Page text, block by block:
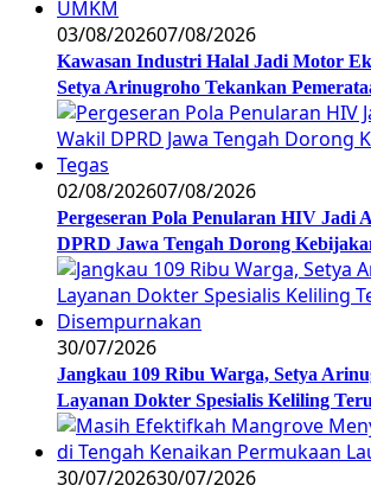
03/08/202607/08/2026
Kawasan Industri Halal Jadi Motor
Setya Arinugroho Tekankan
02/08/202607/08/2026
Pergeseran Pola Penularan HIV Jadi
DPRD Jawa Tengah Dorong
30/07/2026
Jangkau 109 Ribu Warga, Setya
Layanan Dokter Spesialis Keliling
30/07/202630/07/2026